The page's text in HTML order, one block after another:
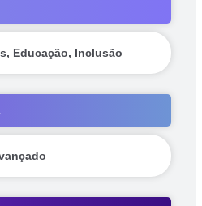
Educação, Inclusão